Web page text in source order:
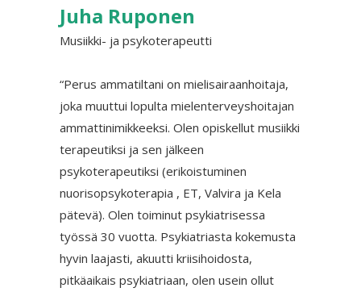
Juha Ruponen
Musiikki- ja psykoterapeutti
“Perus ammatiltani on mielisairaanhoitaja,
joka muuttui lopulta mielenterveyshoitajan
ammattinimikkeeksi. Olen opiskellut musiikki
terapeutiksi ja sen jälkeen
psykoterapeutiksi (erikoistuminen
nuorisopsykoterapia , ET, Valvira ja Kela
pätevä). Olen toiminut psykiatrisessa
työssä 30 vuotta. Psykiatriasta kokemusta
hyvin laajasti, akuutti kriisihoidosta,
pitkäaikais psykiatriaan, olen usein ollut